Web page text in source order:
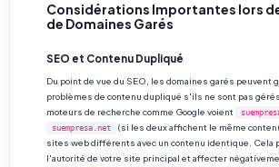
Considérations Importantes lors
de Domaines Garés
SEO et Contenu Dupliqué
Du point de vue du SEO, les domaines garés peuvent
problèmes de contenu dupliqué s'ils ne sont pas
moteurs de recherche comme Google voient
suempresa.net
(si les deux affichent le même
sites web différents avec un contenu identique. Cela
l'autorité de votre site principal et affecter